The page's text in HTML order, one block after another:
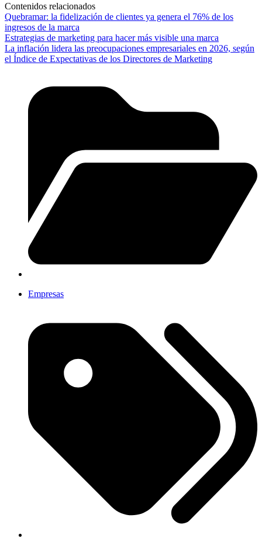
Contenidos relacionados
Quebramar: la fidelización de clientes ya genera el 76% de los
ingresos de la marca
Estrategias de marketing para hacer más visible una marca
La inflación lidera las preocupaciones empresariales en 2026, según
el Índice de Expectativas de los Directores de Marketing
Empresas